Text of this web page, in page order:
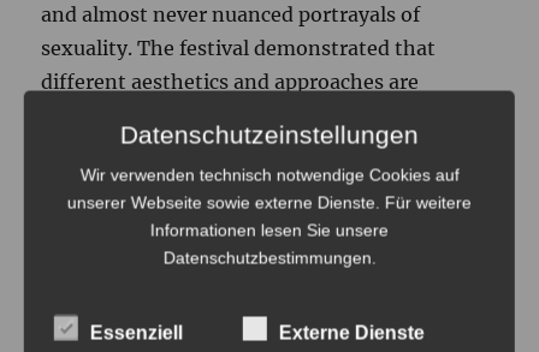
and almost never nuanced portrayals of
sexuality. The festival demonstrated that
different aesthetics and approaches are
festival are mostly behind paywalls.
Several voices therefore suggested considering
publicly funded forms of pornographic
media socialization, should at least talking
Datenschutzeinstellungen
Wir verwenden technisch notwendige Cookies auf
unserer Webseite sowie externe Dienste. Für weitere
Informationen lesen Sie unsere
Datenschutzbestimmungen.
Essenziell Externe Dienste